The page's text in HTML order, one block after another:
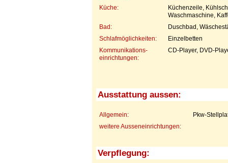
Küche:
Küchenzeile,
Waschmaschine,
Bad:
Duschbad,
Schlafmöglichkeiten:
Einzelbetten
Kommunikations-
einrichtungen:
CD-Player, DVD-
Ausstattung aussen:
Allgemein:
Pkw-
weitere Ausseneinrichtungen:
Verpflegung: